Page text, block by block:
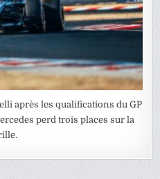
après les qualifications du GP
perd trois places sur la